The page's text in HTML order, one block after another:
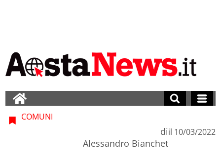
COMUNI
di
Alessandro Bianchet
il 10/03/2022